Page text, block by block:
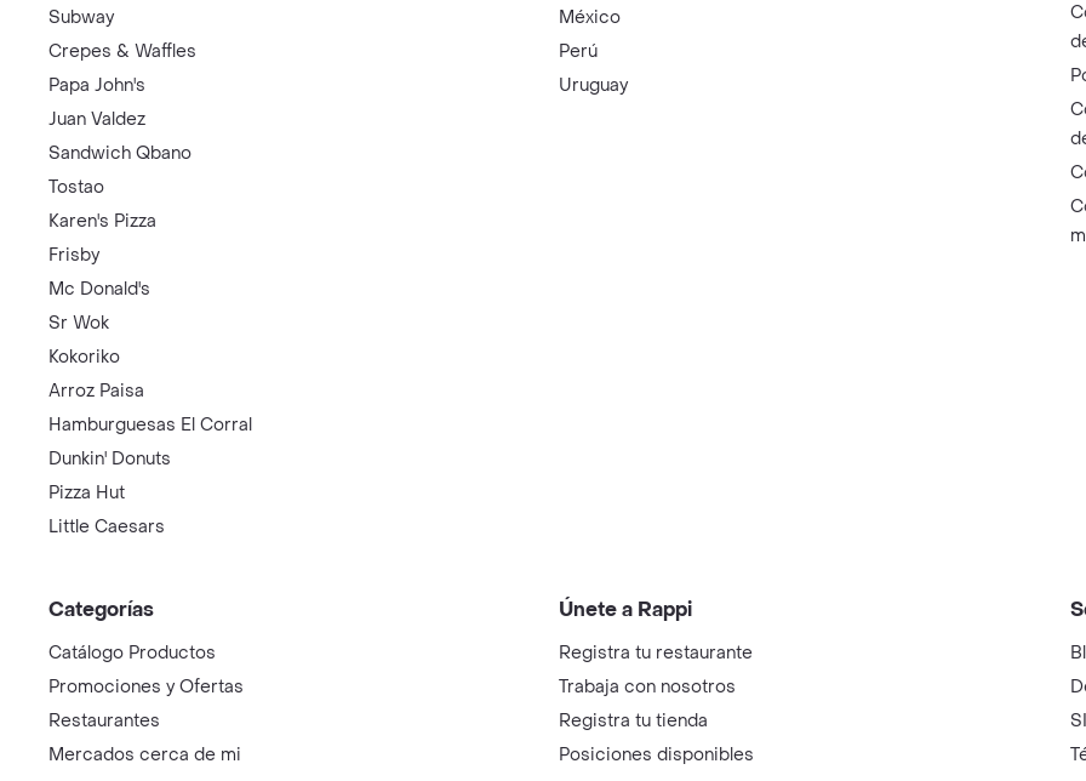
Subway
Crepes & Waffles
Papa John's
Juan Valdez
Sandwich Qbano
Tostao
Karen's Pizza
Frisby
Mc Donald's
Sr Wok
Kokoriko
Arroz Paisa
Hamburguesas El Corral
Dunkin' Donuts
Pizza Hut
Little Caesars
México
Perú
Uruguay
Categorías
Catálogo Productos
Promociones y Ofertas
Restaurantes
Mercados cerca de mi
Únete a Rappi
Registra tu restaurante
Trabaja con nosotros
Registra tu tienda
Posiciones disponibles